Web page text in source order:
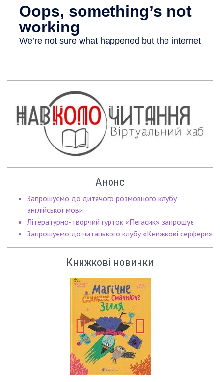
Анонс
Запрошуємо до дитячого розмовного клубу
англійської мови
Літературно-творчий гурток «Пегасик» запрошує
Запрошуємо до читацького клубу «Книжкові серфери»
Книжкові новинки